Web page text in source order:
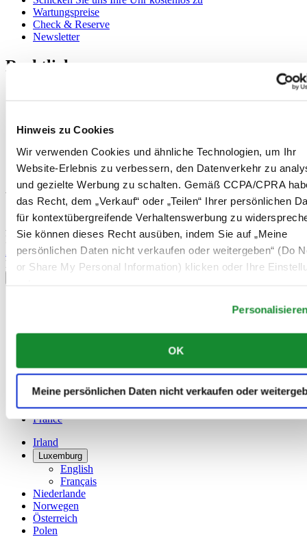
Hinweis zu Cookies
Wir verwenden Cookies und ähnliche Technologien, um Ihr
Website-Erlebnis zu verbessern, den Datenverkehr zu
und gezielte Werbung zu schalten. Gemäß CCPA/CPRA
das Recht, dem „Verkauf“ oder „Teilen“ Ihrer persönlichen
für kontextübergreifende Verhaltenswerbung zu
Sie können dieses Recht ausüben, indem Sie auf „Meine
persönlichen Daten nicht verkaufen oder weitergeben“ (Do
or Share My Personal Information) klicken oder Ihre
OK
Meine persönlichen Daten nicht verkaufen oder
Wartungspreise
Check & Reserve
Newsletter
Rechtliches
Impressum
Verkaufsbedingungen und Konditionen
Widerruf des Vertrags
Willkommen im CERTINA Club
Abonnieren Sie unseren Newsletter und erhalten Sie exklusive
Information
Anmelden
Land/Region auswählen
简体中文
Deutschland
Finnland
France
Irland
Luxemburg
English
Français
Niederlande
Norwegen
Österreich
Polen